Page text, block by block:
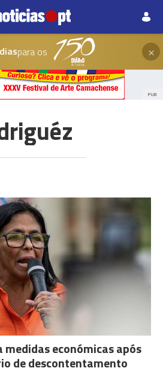
para os ×
PUB
medidas económicas após
de descontentamento